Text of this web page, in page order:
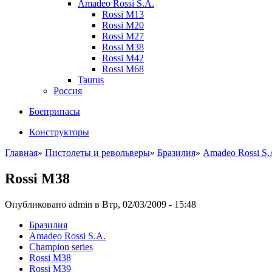
Amadeo Rossi S.A.
Rossi M13
Rossi M20
Rossi M27
Rossi M38
Rossi M42
Rossi M68
Taurus
Россия
Боеприпасы
Конструкторы
Главная» Пистолеты и револьверы» Бразилия» Amadeo Rossi
Rossi M38
Опубликовано admin в Втр, 02/03/2009 - 15:48
Бразилия
Amadeo Rossi S.A.
Champion series
Rossi M38
Rossi M39